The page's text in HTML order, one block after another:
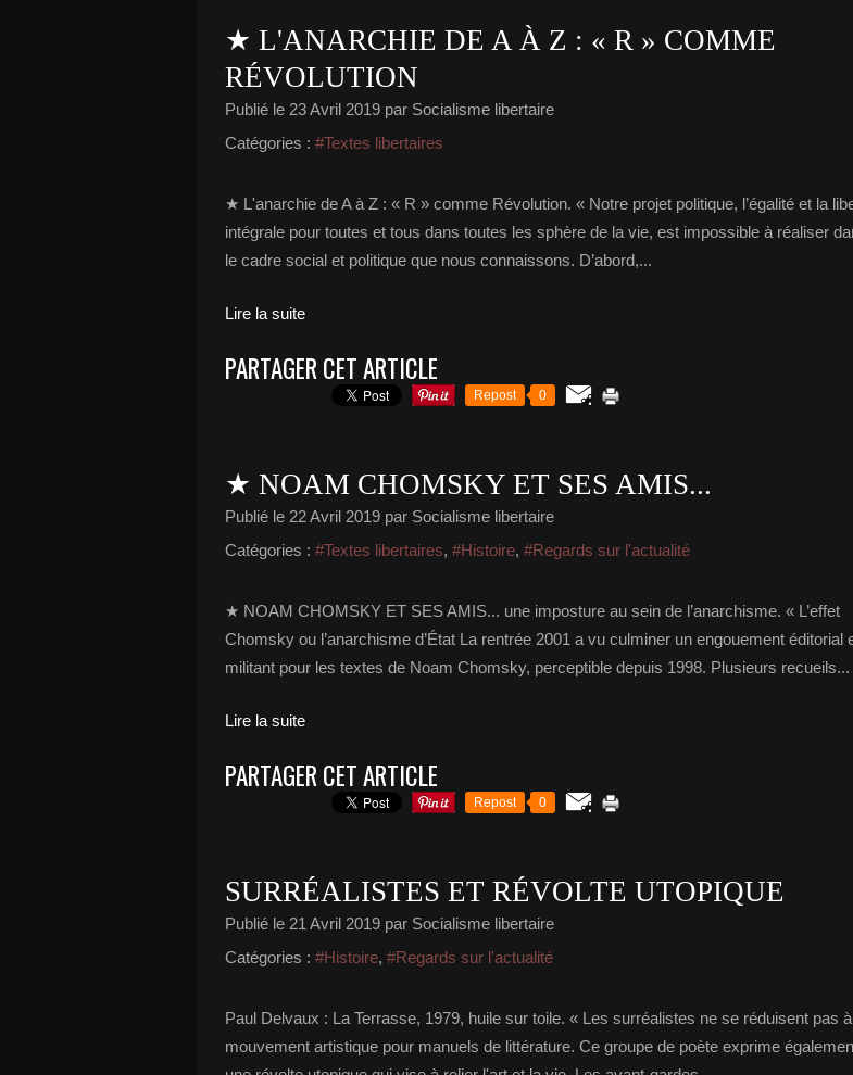
★ L'ANARCHIE DE A À Z : « R » COMME
RÉVOLUTION
Publié le 23 Avril 2019 par Socialisme libertaire
Catégories : #Textes libertaires
★ L'anarchie de A à Z : « R » comme Révolution. « Notre projet politique, l’égalité et la
intégrale pour toutes et tous dans toutes les sphère de la vie, est impossible à réaliser
le cadre social et politique que nous connaissons. D’abord,...
Lire la suite
PARTAGER CET ARTICLE
Repost 0
★ NOAM CHOMSKY ET SES AMIS...
Publié le 22 Avril 2019 par Socialisme libertaire
Catégories : #Textes libertaires, #Histoire, #Regards sur l'actualité
★ NOAM CHOMSKY ET SES AMIS... une imposture au sein de l’anarchisme. « L’effet
Chomsky ou l’anarchisme d’État La rentrée 2001 a vu culminer un engouement éditorial
militant pour les textes de Noam Chomsky, perceptible depuis 1998. Plusieurs recueils...
Lire la suite
PARTAGER CET ARTICLE
Repost 0
SURRÉALISTES ET RÉVOLTE UTOPIQUE
Publié le 21 Avril 2019 par Socialisme libertaire
Catégories : #Histoire, #Regards sur l'actualité
Paul Delvaux : La Terrasse, 1979, huile sur toile. « Les surréalistes ne se réduisent pas
mouvement artistique pour manuels de littérature. Ce groupe de poète exprime